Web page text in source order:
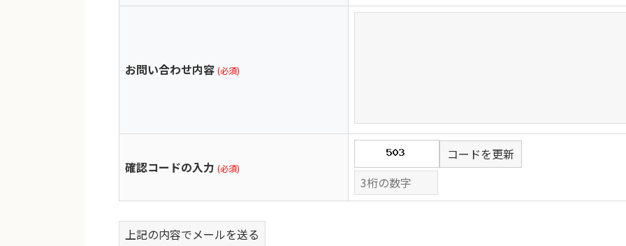
お問い合わせ内容 (必須)
確認コードの入力 (必須)
コードを更新
上記の内容でメールを送る